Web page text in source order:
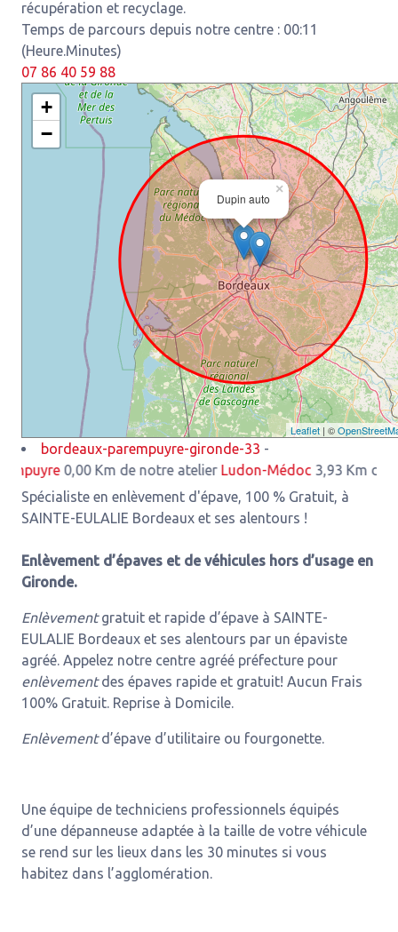
récupération et recyclage.
Temps de parcours depuis notre centre : 00:11
(Heure.Minutes)
07 86 40 59 88
Dupin auto
×
+
−
Leaflet | ©
bordeaux-parempuyre-gironde-33 -
0,00 Km de notre atelierLudon-Médoc3,93 Km de notre
Spécialiste en enlèvement d'épave, 100 % Gratuit, à
SAINTE-EULALIE Bordeaux et ses alentours !
Enlèvement d’épaves et de véhicules hors d’usage en
Gironde.
Enlèvementgratuit et rapide d’épave à SAINTE-
EULALIE Bordeaux et ses alentours par un épaviste
agréé. Appelez notre centre agréé préfecture pour
enlèvementdes épaves rapide et gratuit! Aucun Frais
100% Gratuit. Reprise à Domicile.
Enlèvementd’épave d’utilitaire ou fourgonette.
Une équipe de techniciens professionnels équipés
d’une dépanneuse adaptée à la taille de votre véhicule
se rend sur les lieux dans les 30 minutes si vous
habitez dans l’agglomération.